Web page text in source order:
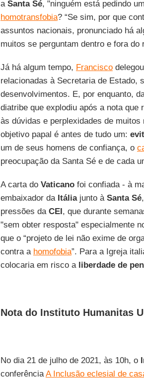
a Santa Sé, "ninguém está pedindo
homotransfobia? “Se sim, por que
assuntos nacionais, pronunciado há
muitos se perguntam dentro e fora do
Já há algum tempo, Francisco
relacionadas à Secretaria de Estado,
desenvolvimentos. E, por enquanto,
diatribe que explodiu após a nota que
às dúvidas e perplexidades de muitos
objetivo papal é antes de tudo um:
um de seus homens de confiança, o
preocupação da Santa Sé e de cada
A carta do Vaticanofoi confiada - à
embaixador da Itáliajunto à Santa Sé,
pressões da CEI, que durante
"sem obter resposta" especialmente
que o “projeto de lei não exime de
contra a homofobia”. Para a Igreja
colocaria em risco a liberdade de
Nota do Instituto Humanitas
No dia 21 de julho de 2021, às 10h, o
conferênciaA Inclusão eclesial de